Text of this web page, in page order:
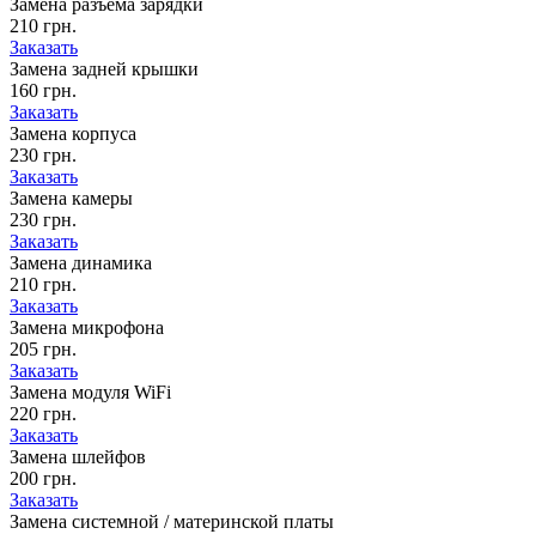
210 грн.
Заказать
Замена задней крышки
160 грн.
Заказать
Замена корпуса
230 грн.
Заказать
Замена камеры
230 грн.
Заказать
Замена динамика
210 грн.
Заказать
Замена микрофона
205 грн.
Заказать
Замена модуля WiFi
220 грн.
Заказать
Замена шлейфов
200 грн.
Заказать
Замена системной / материнской платы